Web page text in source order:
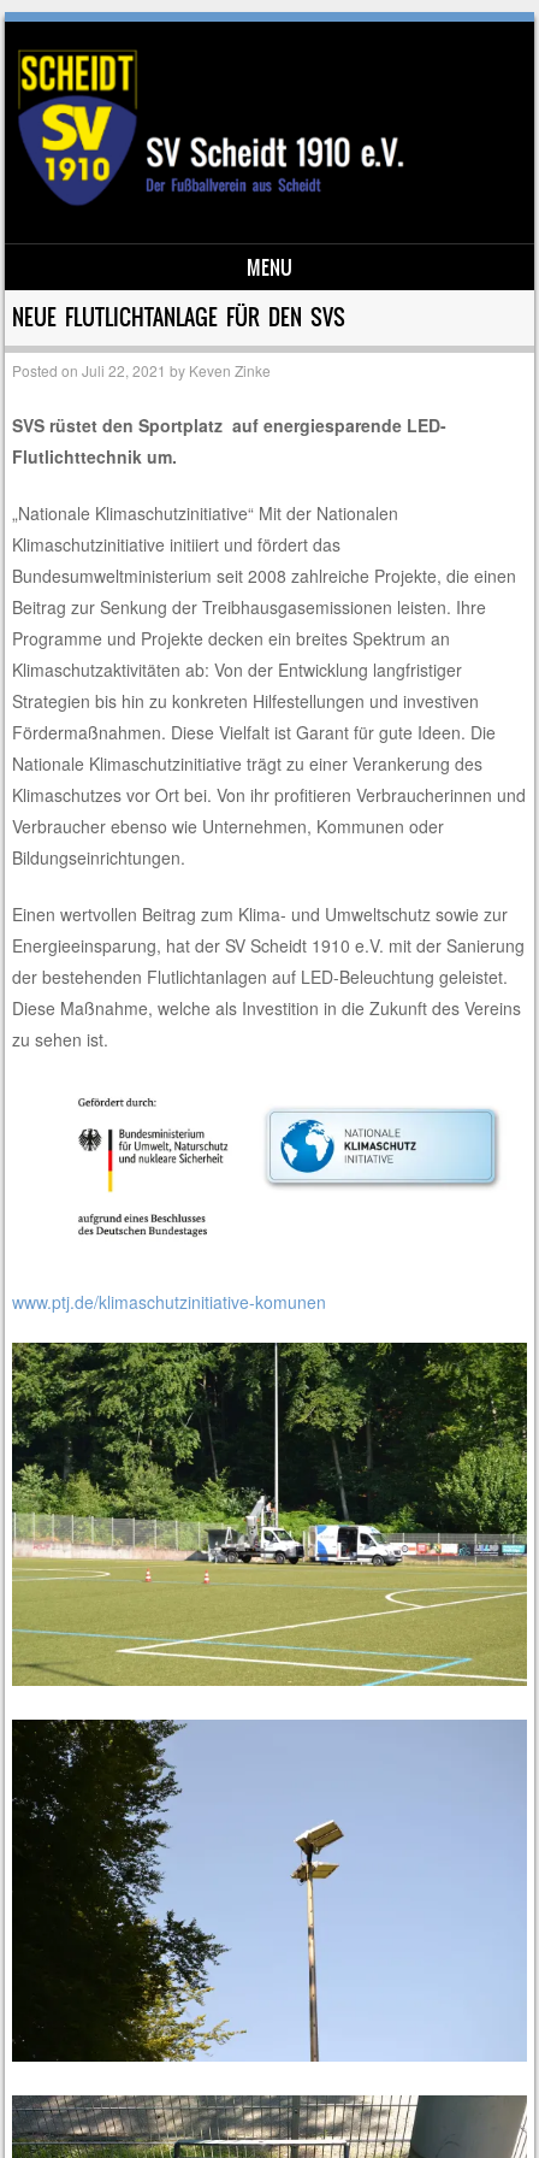
MENU
Skip to content
NEUE FLUTLICHTANLAGE FÜR DEN SVS
Posted onJuli 22, 2021 by Keven Zinke
SVS rüstet den Sportplatz auf energiesparende LED-
Flutlichttechnik um.
„Nationale Klimaschutzinitiative“ Mit der Nationalen
Klimaschutzinitiative initiiert und fördert das
Bundesumweltministerium seit 2008 zahlreiche Projekte, die einen
Beitrag zur Senkung der Treibhausgasemissionen leisten. Ihre
Programme und Projekte decken ein breites Spektrum an
Klimaschutzaktivitäten ab: Von der Entwicklung langfristiger
Strategien bis hin zu konkreten Hilfestellungen und investiven
Fördermaßnahmen. Diese Vielfalt ist Garant für gute Ideen. Die
Nationale Klimaschutzinitiative trägt zu einer Verankerung des
Klimaschutzes vor Ort bei. Von ihr profitieren Verbraucherinnen und
Verbraucher ebenso wie Unternehmen, Kommunen oder
Bildungseinrichtungen.
Einen wertvollen Beitrag zum Klima- und Umweltschutz sowie zur
Energieeinsparung, hat der SV Scheidt 1910 e.V. mit der Sanierung
der bestehenden Flutlichtanlagen auf LED-Beleuchtung geleistet.
Diese Maßnahme, welche als Investition in die Zukunft des Vereins
zu sehen ist.
www.ptj.de/klimaschutzinitiative-komunen